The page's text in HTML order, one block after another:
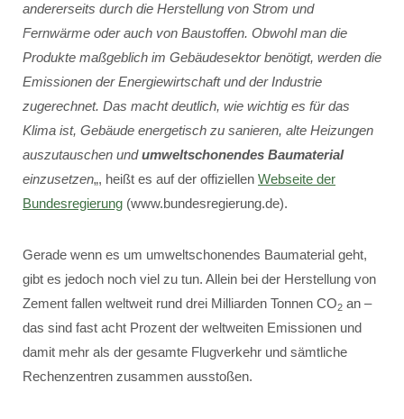
andererseits durch die Herstellung von Strom und
Fernwärme oder auch von Baustoffen. Obwohl man die
Produkte maßgeblich im Gebäudesektor benötigt, werden die
Emissionen der Energiewirtschaft und der Industrie
zugerechnet. Das macht deutlich, wie wichtig es für das
Klima ist, Gebäude energetisch zu sanieren, alte Heizungen
auszutauschen undumweltschonendes Baumaterial
einzusetzen„, heißt es auf der offiziellen Webseite der
Bundesregierung (www.bundesregierung.de).
Gerade wenn es um umweltschonendes Baumaterial geht,
gibt es jedoch noch viel zu tun. Allein bei der Herstellung von
Zement fallen weltweit rund drei Milliarden Tonnen CO2 an –
das sind fast acht Prozent der weltweiten Emissionen und
damit mehr als der gesamte Flugverkehr und sämtliche
Rechenzentren zusammen ausstoßen.